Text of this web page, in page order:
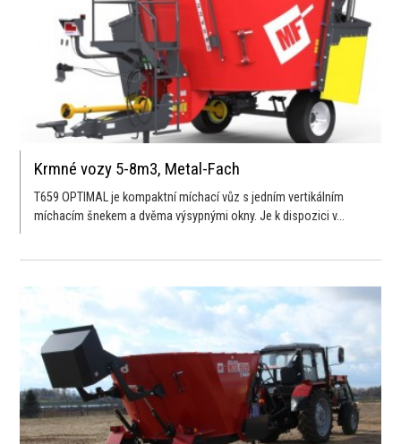
Krmné vozy 5-8m3, Metal-Fach
T659 OPTIMAL je kompaktní míchací vůz s jedním vertikálním
míchacím šnekem a dvěma výsypnými okny. Je k dispozici v...